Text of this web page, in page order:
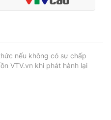
nếu không có sự chấp
VTV.vn khi phát hành lại